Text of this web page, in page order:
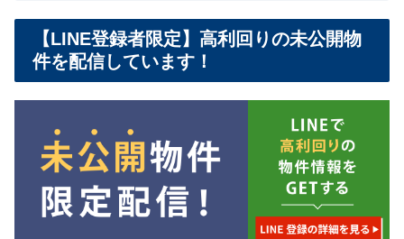
【LINE登録者限定】高利回りの未公開物
件を配信しています！